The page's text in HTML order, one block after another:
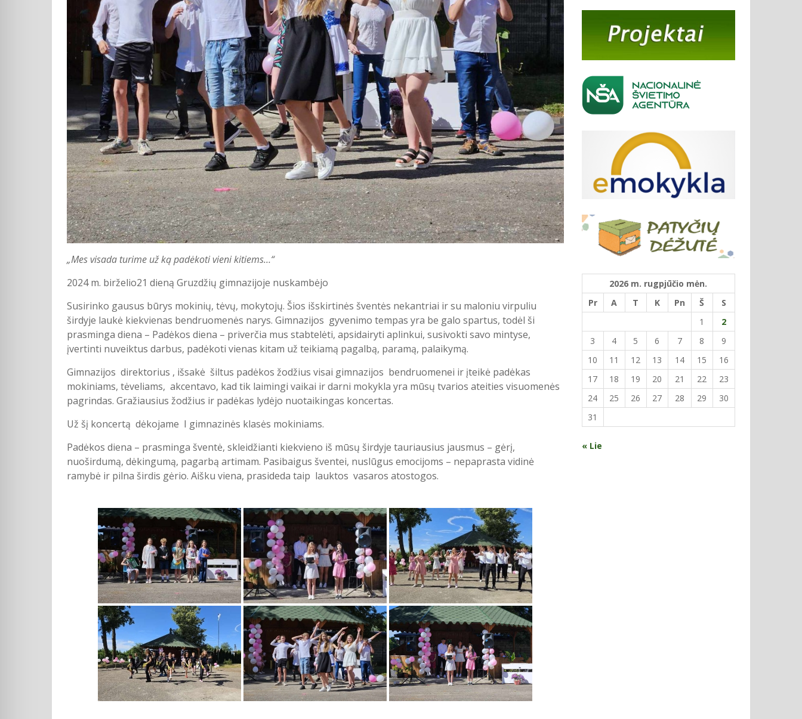
„Mes visada turime už ką padėkoti vieni kitiems…“
2024 m. birželio21 dieną Gruzdžių gimnazijoje nuskambėjo
Susirinko gausus būrys mokinių, tėvų, mokytojų. Šios išskirtinės šventės nekantriai ir su maloniu virpuliu
širdyje laukė kiekvienas bendruomenės narys. Gimnazijos gyvenimo tempas yra be galo spartus, todėl ši
prasminga diena – Padėkos diena – priverčia mus stabtelėti, apsidairyti aplinkui, susivokti savo mintyse,
įvertinti nuveiktus darbus, padėkoti vienas kitam už teikiamą pagalbą, paramą, palaikymą.
Gimnazijos direktorius , išsakė šiltus padėkos žodžius visai gimnazijos bendruomenei ir įteikė padėkas
mokiniams, tėveliams, akcentavo, kad tik laimingi vaikai ir darni mokykla yra mūsų tvarios ateities visuomenės
pagrindas. Gražiausius žodžius ir padėkas lydėjo nuotaikingas koncertas.
Už šį koncertą dėkojame I gimnazinės klasės mokiniams.
Padėkos diena – prasminga šventė, skleidžianti kiekvieno iš mūsų širdyje tauriausius jausmus – gėrį,
nuoširdumą, dėkingumą, pagarbą artimam. Pasibaigus šventei, nuslūgus emocijoms – nepaprasta vidinė
ramybė ir pilna širdis gėrio. Aišku viena, prasideda taip lauktos vasaros atostogos.
2026 m. rugpjūčio mėn.
Pr
A T K Pn Š
S
1
2
3
4 5 6 7 8
9
10
11 12 13 14 15
16
17
18 19 20 21 22
23
24
25 26 27 28 29
30
31
« Lie